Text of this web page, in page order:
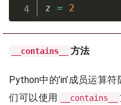
z = 2
__contains__ 方法
Python中的’in’成员运算
们可以使用
__contains__